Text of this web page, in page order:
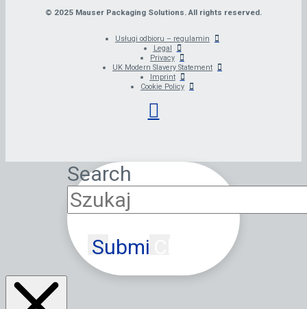
© 2025 Mauser Packaging Solutions. All rights reserved.
Usługi odbioru – regulamin
Legal
Privacy
UK Modern Slavery Statement
Imprint
Cookie Policy
Search
Submit